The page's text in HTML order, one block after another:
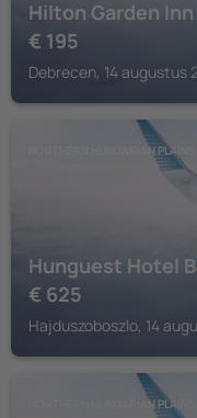
Hilton Garden
€ 195
Debrecen, 14 augustus
NORTHERN HUNGARIAN PLAINS
Hunguest Hotel
€ 625
Hajduszoboszlo, 14
NORTHERN HUNGARIAN PLAINS